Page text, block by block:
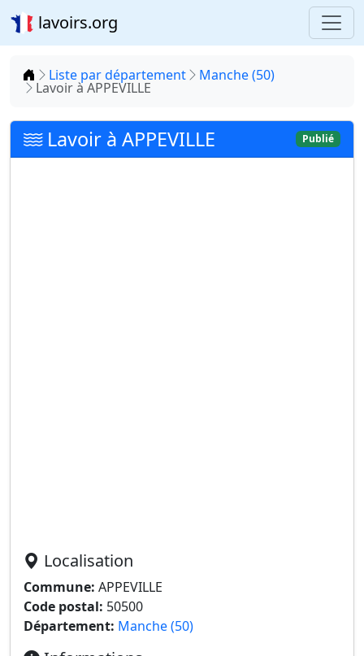
lavoirs.org
Accueil
Liste par département Manche (50)
Lavoir à APPEVILLE
Lavoir à APPEVILLE Publié
Localisation
Commune: APPEVILLE
Code postal: 50500
Département: Manche (50)